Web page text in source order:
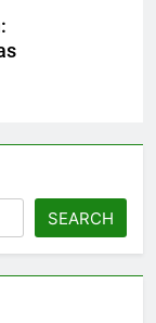
SEARCH